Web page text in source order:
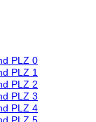
PLZ 0
PLZ 1
PLZ 2
PLZ 3
PLZ 4